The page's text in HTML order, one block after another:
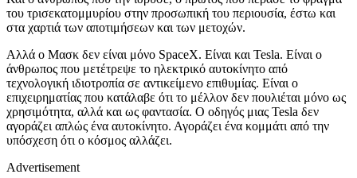
του τρισεκατομμυρίου στην προσωπική του περιουσία, έστω και
στα χαρτιά των αποτιμήσεων και των μετοχών.
Αλλά ο Μασκ δεν είναι μόνο SpaceX. Είναι και Tesla. Είναι ο
άνθρωπος που μετέτρεψε το ηλεκτρικό αυτοκίνητο από
τεχνολογική ιδιοτροπία σε αντικείμενο επιθυμίας. Είναι ο
επιχειρηματίας που κατάλαβε ότι το μέλλον δεν πουλιέται μόνο ως
χρησιμότητα, αλλά και ως φαντασία. Ο οδηγός μιας Tesla δεν
αγοράζει απλώς ένα αυτοκίνητο. Αγοράζει ένα κομμάτι από την
υπόσχεση ότι ο κόσμος αλλάζει.
Advertisement